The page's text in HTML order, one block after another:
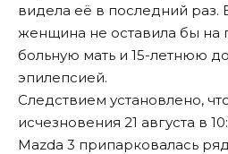
видела её в последний раз.
женщина не оставила бы на
больную мать и 15-летнюю
эпилепсией.
Следствием установлено,
исчезновения 21 августа в
Mazda 3 припарковалась